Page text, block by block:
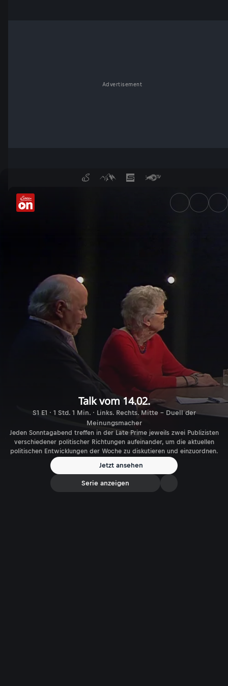
Advertisement
Wie sinnvoll sind die
Talk vom 14.02.
S1 E1 · 1 Std. 1 Min. · Links. Rechts. Mitte - Duell der
Meinungsmacher
Jeden Sonntagabend treffen in der Late Prime jeweils zwei Publizisten
verschiedener politischer Richtungen aufeinander, um die aktuellen
politischen Entwicklungen der Woche zu diskutieren und einzuordnen.
Jetzt ansehen
Serie anzeigen